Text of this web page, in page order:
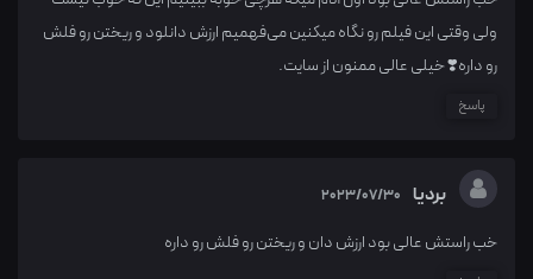
ولی وقتی این فیلم رو نگاه میکنین می‌فهمیم ارزش دانلود و ریختن رو فلش
رو داره❣️ خیلی عالی ممنون از سایت.
پاسخ
بردیا 2023/07/30
خب راستش عالی بود ارزش دان و ریختن رو فلش رو داره